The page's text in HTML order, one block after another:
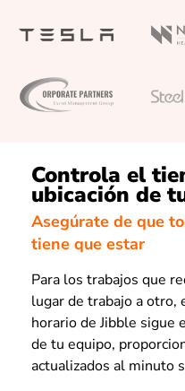
Controla el
ubicación de
Asegúrate de que
tiene que estar
Para los trabajos que
lugar de trabajo a
horario de Jibble
de tu equipo,
actualizados al minuto